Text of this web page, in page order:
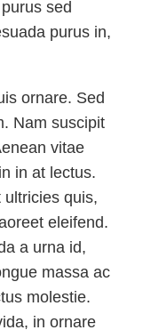
sed
purus in,
ornare. Sed
Nam suscipit
vitae
in at lectus.
quis,
eleifend.
a urna id,
massa ac
molestie.
in ornare